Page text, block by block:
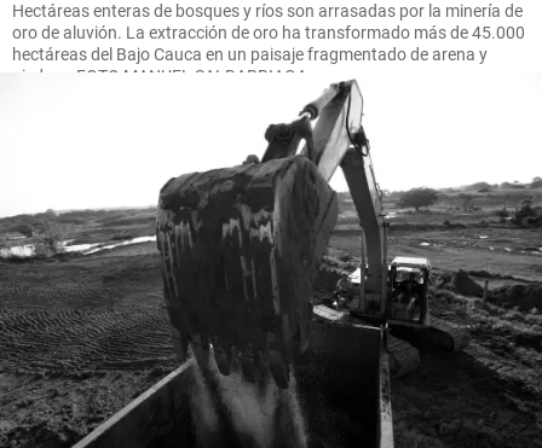
Hectáreas enteras de bosques y ríos son arrasadas por la minería de
oro de aluvión. La extracción de oro ha transformado más de 45.000
hectáreas del Bajo Cauca en un paisaje fragmentado de arena y
piedras. FOTO MANUEL SALDARRIAGA